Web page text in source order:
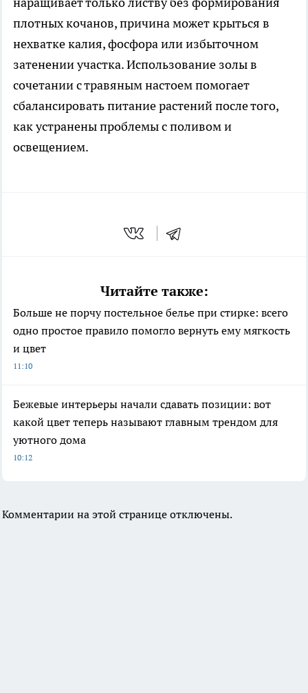
плотных кочанов, причина может крыться в
нехватке калия, фосфора или избыточном
затенении участка. Использование золы в
сочетании с травяным настоем помогает
сбалансировать питание растений после того,
как устранены проблемы с поливом и
освещением.
Читайте также:
Больше не порчу постельное белье при стирке: всего
одно простое правило помогло вернуть ему мягкость
и цвет
11:10
Бежевые интерьеры начали сдавать позиции: вот
какой цвет теперь называют главным трендом для
уютного дома
10:12
Комментарии на этой странице отключены.